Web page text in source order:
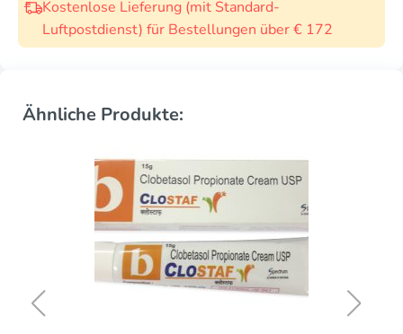
Kostenlose Lieferung (mit Standard-
Luftpostdienst) für Bestellungen über € 172
Ähnliche Produkte: